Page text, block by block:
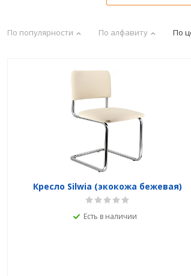
По популярности По алфавиту По
Кресло Silwia (экокожа бежевая)
Есть в наличии